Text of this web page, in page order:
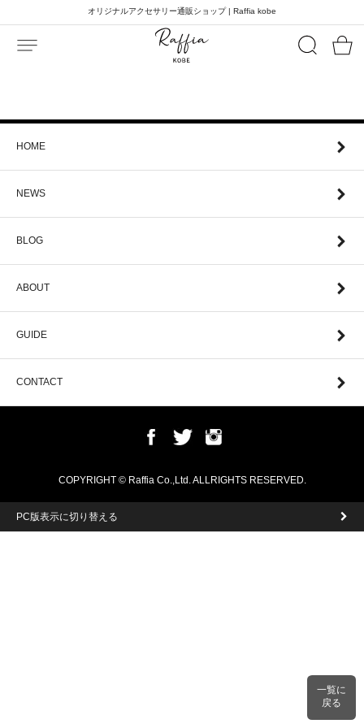
オリジナルアクセサリー通販ショップ | Raffia kobe
HOME
NEWS
BLOG
ABOUT
GUIDE
CONTACT
COPYRIGHT © Raffia Co.,Ltd. ALLRIGHTS RESERVED.
PC版表示に切り替える
一覧に
戻る